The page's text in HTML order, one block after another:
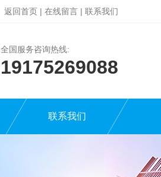
返回首页 | 在线留言 | 联系我们
全国服务咨询热线:
19175269088
联系我们